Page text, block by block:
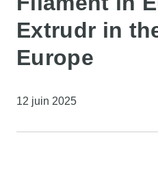
Extrudr in
Europe
12 juin 2025